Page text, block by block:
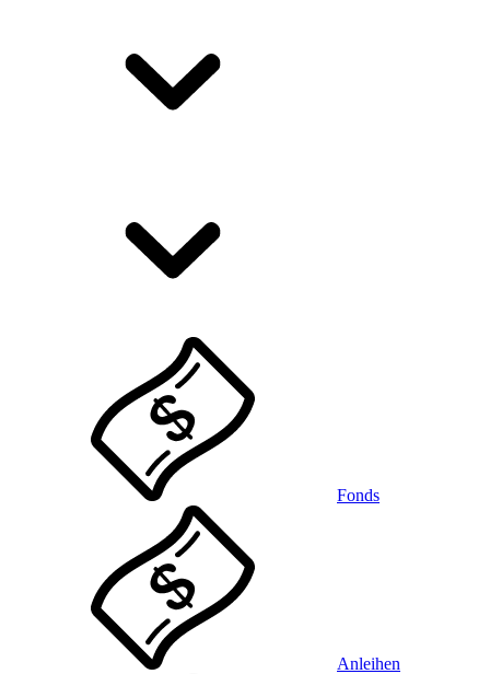
Fonds
Anleihen